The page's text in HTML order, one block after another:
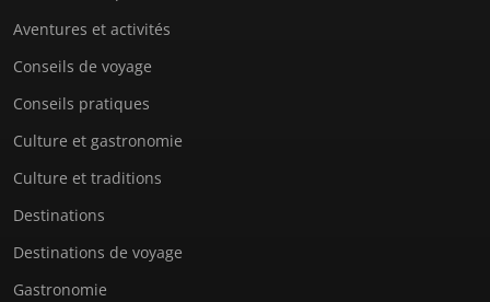
Aventures et activités
Conseils de voyage
Conseils pratiques
Culture et gastronomie
Culture et traditions
Destinations
Destinations de voyage
Gastronomie